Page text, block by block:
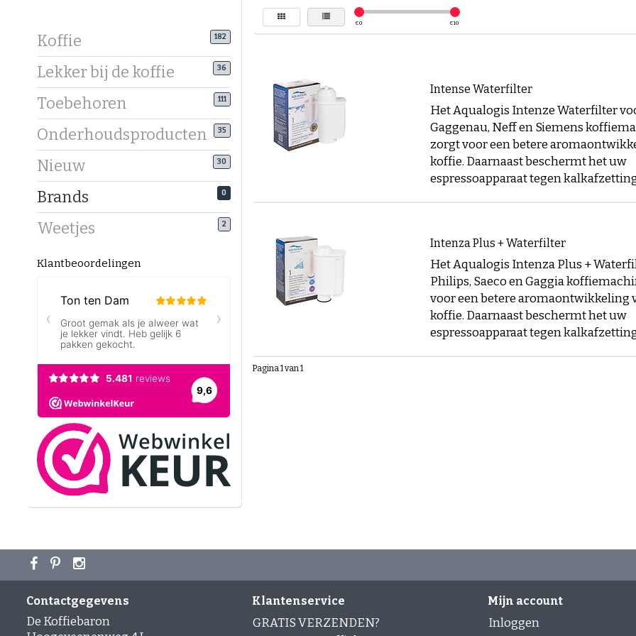
Koffie 182
Lekker bij de koffie 36
Toebehoren 111
Onderhoudsproducten 35
Nieuw 30
Brands 0
Weetjes 2
Klantbeoordelingen
€0 €10
Intense Waterfilter
Het Aqualogis Intenze Waterfilter
Gaggenau, Neff en Siemens
zorgt voor een betere
koffie. Daarnaast beschermt het uw
espressoapparaat tegen
Intenza Plus + Waterfilter
Het Aqualogis Intenza Plus +
Philips, Saeco en Gaggia
voor een betere aromaontwikkeling
koffie. Daarnaast beschermt het uw
espressoapparaat tegen
Pagina 1 van 1
Contactgegevens
De Koffiebaron
Klantenservice
GRATIS VERZENDEN?
Mijn account
Inloggen